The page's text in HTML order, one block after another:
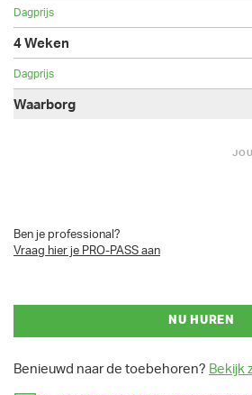
Ben je professional?
Vraag hier je PRO-PASS aan
NU HUREN
Benieuwd naar de toebehoren? Bekijk